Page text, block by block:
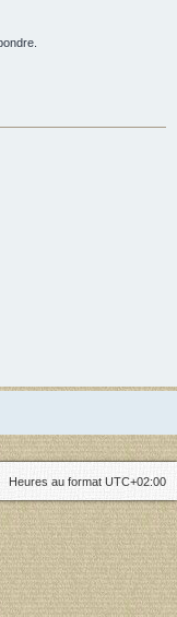
Heures au format UTC+02:00